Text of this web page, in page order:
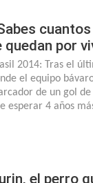
quedan por
2014: Tras el
el equipo
de un gol
esperar 4 años
el perro